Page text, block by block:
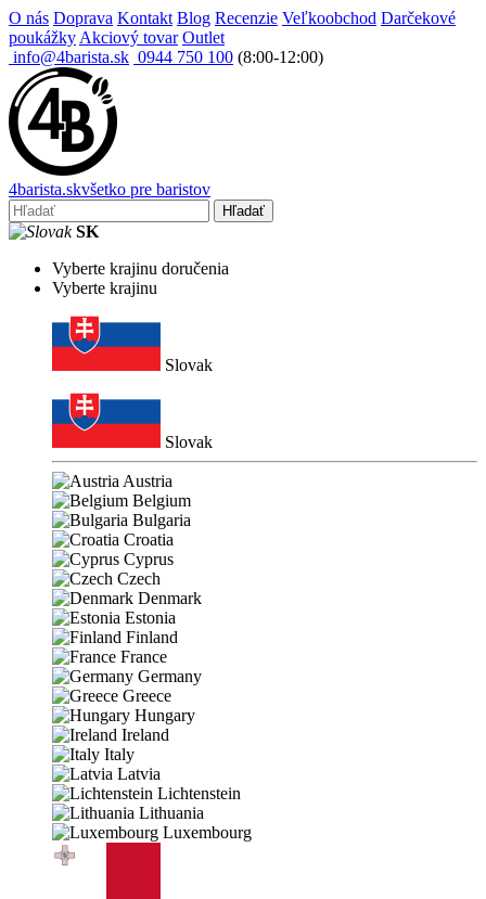
O nás Doprava Kontakt Blog Recenzie Veľkoobchod Darčekové
poukážky Akciový tovar Outlet
info@4barista.sk 0944 750 100 (8:00-12:00)
4barista.skvšetko pre baristov
Hľadať
SK
Vyberte krajinu doručenia
Vyberte krajinu
Slovak
Slovak
Austria
Belgium
Bulgaria
Croatia
Cyprus
Czech
Denmark
Estonia
Finland
France
Germany
Greece
Hungary
Ireland
Italy
Latvia
Lichtenstein
Lithuania
Luxembourg